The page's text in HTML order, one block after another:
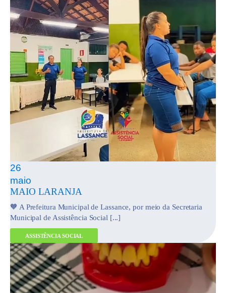
26
maio
MAIO LARANJA
🧡 A Prefeitura Municipal de Lassance, por meio da Secretaria
Municipal de Assistência Social [...]
ASSISTÊNCIA SOCIAL